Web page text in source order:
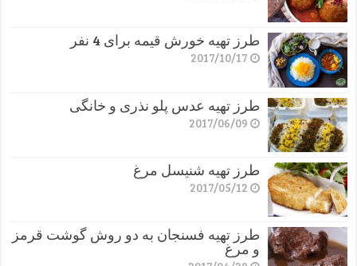
طرز تهیه خورش قیمه برای 4 نفر
2017/10/17
طرز تهیه عدس پلو نذری و خانگی
2017/06/09
طرز تهیه شنیسل مرغ
2017/05/12
طرز تهیه فسنجان به دو روش گوشت قرمز
و مرغ